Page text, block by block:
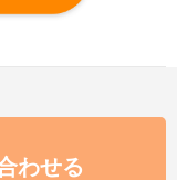
わせる